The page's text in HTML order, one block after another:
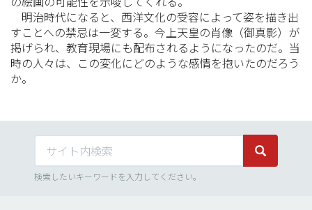
明治時代になると、西洋文化の受容によって姿を描き出
すことへの禁忌は一変する。今上天皇の肖像（御真影）が
掲げられ、教育現場にも配布されるようになったのだ。当
時の人々は、この変化にどのような感情を抱いたのだろう
か。
サイト内検索 サイト内
検索したいキーワードを入力してください。